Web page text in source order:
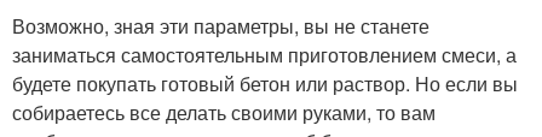
Возможно, зная эти параметры, вы не станете
заниматься самостоятельным приготовлением смеси, а
будете покупать готовый бетон или раствор. Но если вы
собираетесь все делать своими руками, то вам